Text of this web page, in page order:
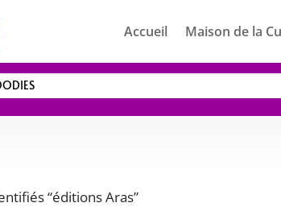
Accueil Maison de la
“éditions Aras”